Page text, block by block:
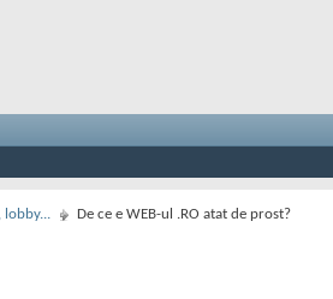
lobby... De ce e WEB-ul .RO atat de prost?